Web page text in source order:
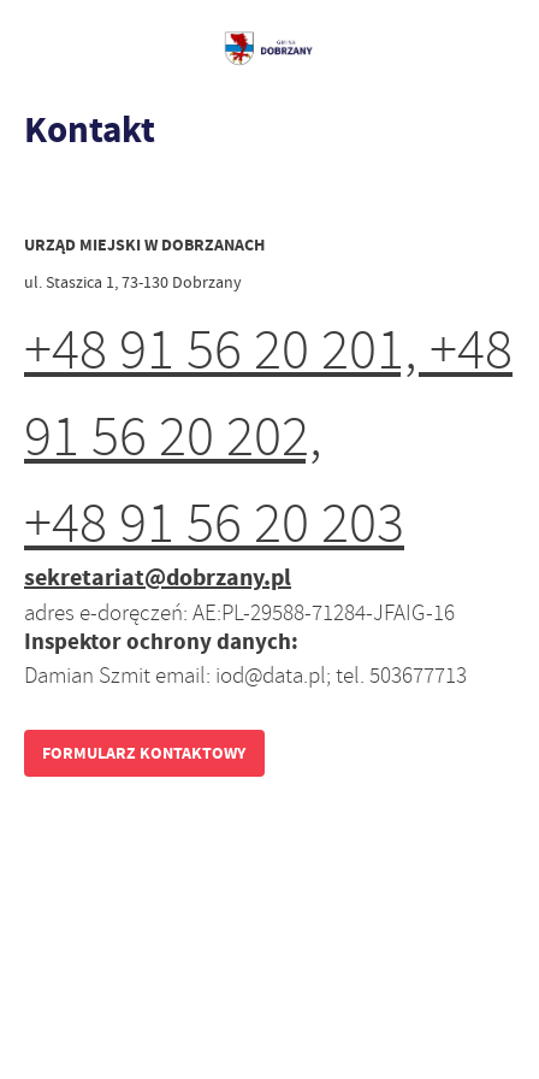
Kontakt
URZĄD MIEJSKI W DOBRZANACH
ul. Staszica 1, 73-130 Dobrzany
+48 91 56 20 201, +48
91 56 20 202,
+48 91 56 20 203
sekretariat@dobrzany.pl
adres e-doręczeń: AE:PL-29588-71284-JFAIG-16
Inspektor ochrony danych:
Damian Szmit email: iod@data.pl; tel. 503677713
FORMULARZ KONTAKTOWY